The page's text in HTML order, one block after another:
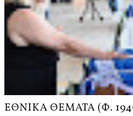
ΕΘΝΙΚΑ ΘΕΜΑΤΑ (Φ.